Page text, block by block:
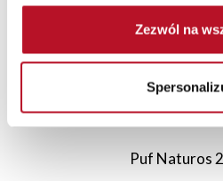
Zezwól na
Puf Naturos